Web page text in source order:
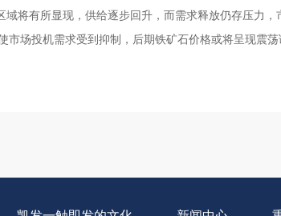
域将有所显现，供给逐步回升，而需求释放仍存压力
场投机需求受到抑制，后期铁矿石价格或将呈现震荡